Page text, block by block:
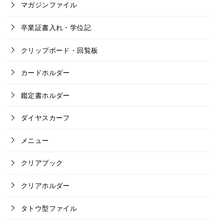
マガジンファイル
卒業証書入れ・学位記
クリップボード・回覧板
カードホルダー
鑑定書ホルダー
ダイヤスカーフ
メニュー
クリアブック
クリアホルダー
タトウ型ファイル